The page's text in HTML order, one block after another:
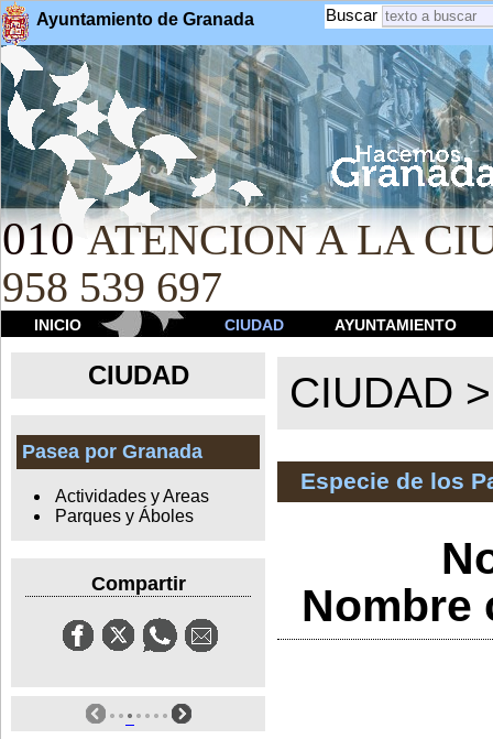
Ayuntamiento de Granada Buscar
010 ATENCION A LA
958 539 697
INICIO CIUDAD AYUNTAMIENTO
CIUDAD
Pasea por Granada
Actividades y Areas
Parques y Áboles
Compartir
CIUDAD
Especie de los
Nombre